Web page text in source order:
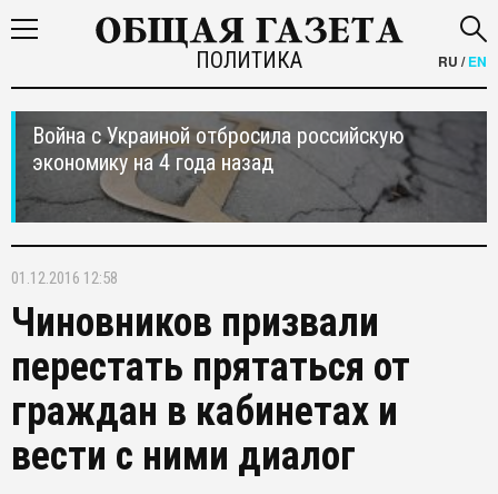
ПОЛИТИКА RU /EN
Война с Украиной отбросила российскую
экономику на 4 года назад
01.12.2016 12:58
Чиновников призвали
перестать прятаться от
граждан в кабинетах и
вести с ними диалог